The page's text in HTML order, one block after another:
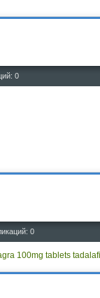
0
0
100mg tablets